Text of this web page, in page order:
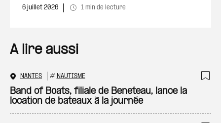
6 juillet 2026 1 min de lecture
A lire aussi
NANTES # NAUTISME
Band of Boats, filiale de Beneteau, lance la
location de bateaux à la journée